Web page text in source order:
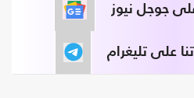
على جوجل نيوز
على تليغرام